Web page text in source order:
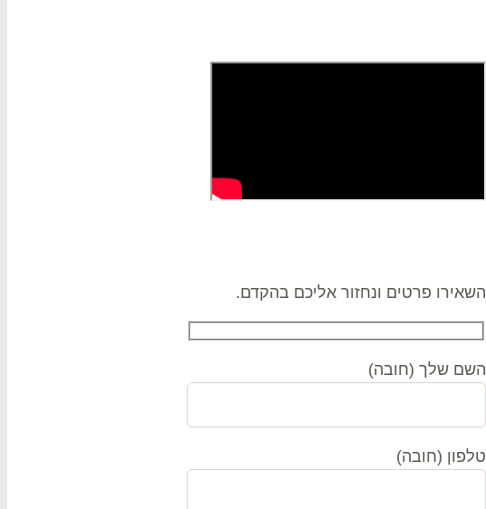
השאירו פרטים ונחזור אליכם בהקדם.
השם שלך (חובה)
טלפון (חובה)